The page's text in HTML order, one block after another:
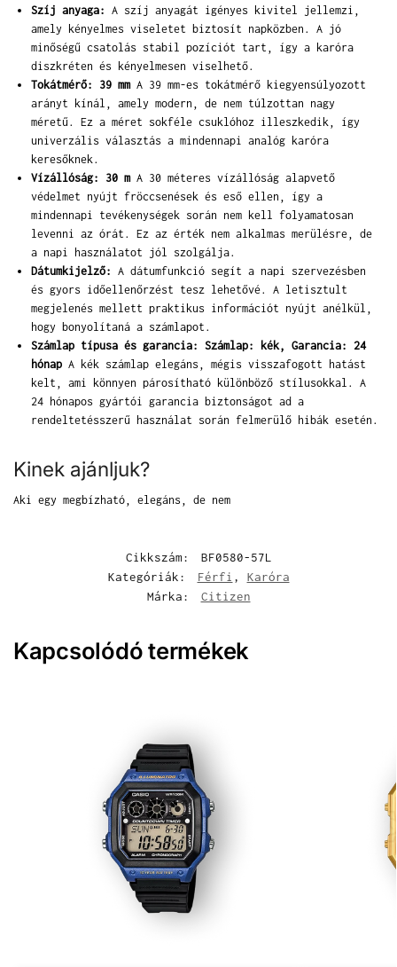
Szíj anyaga: A szíj anyagát igényes kivitel jellemzi,
amely kényelmes viseletet biztosít napközben. A jó
minőségű csatolás stabil pozíciót tart, így a karóra
diszkréten és kényelmesen viselhető.
Tokátmérő: 39 mmA 39 mm-es tokátmérő kiegyensúlyozott
arányt kínál, amely modern, de nem túlzottan nagy
méretű. Ez a méret sokféle csuklóhoz illeszkedik, így
univerzális választás a mindennapi analóg karóra
keresőknek.
Vízállóság: 30 mA 30 méteres vízállóság alapvető
védelmet nyújt fröccsenések és eső ellen, így a
mindennapi tevékenységek során nem kell folyamatosan
levenni az órát. Ez az érték nem alkalmas merülésre, de
a napi használatot jól szolgálja.
Dátumkijelző: A dátumfunkció segít a napi szervezésben
és gyors időellenőrzést tesz lehetővé. A letisztult
megjelenés mellett praktikus információt nyújt anélkül,
hogy bonyolítaná a számlapot.
Számlap típusa és garancia: Számlap: kék, Garancia: 24
hónap A kék számlap elegáns, mégis visszafogott hatást
kelt, ami könnyen párosítható különböző stílusokkal. A
24 hónapos gyártói garancia biztonságot ad a
rendeltetésszerű használat során felmerülő hibák esetén.
Kinek ajánljuk?
Aki egy megbízható, elegáns, de nem
Cikkszám:
BF0580-57L
Kategóriák:
Férfi , Karóra
Márka:
Citizen
Kapcsolódó termékek